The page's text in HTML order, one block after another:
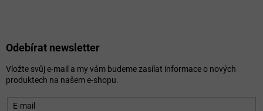
Odebírat newsletter
Vložte svůj e-mail a my vám budeme zasílat informace o nových
produktech na našem e-shopu.
E-mail